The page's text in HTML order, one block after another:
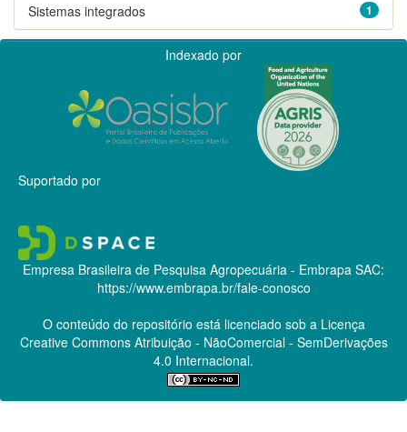
1
Sistemas integrados
Indexado por
Suportado por
Empresa Brasileira de Pesquisa Agropecuária - Embrapa SAC:
https://www.embrapa.br/fale-conosco
O conteúdo do repositório está licenciado sob a Licença
Creative CommonsAtribuição - NãoComercial - SemDerivações
4.0 Internacional.